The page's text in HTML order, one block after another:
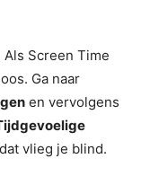
Screen Time
Ga naar
en vervolgens
vlieg je blind.